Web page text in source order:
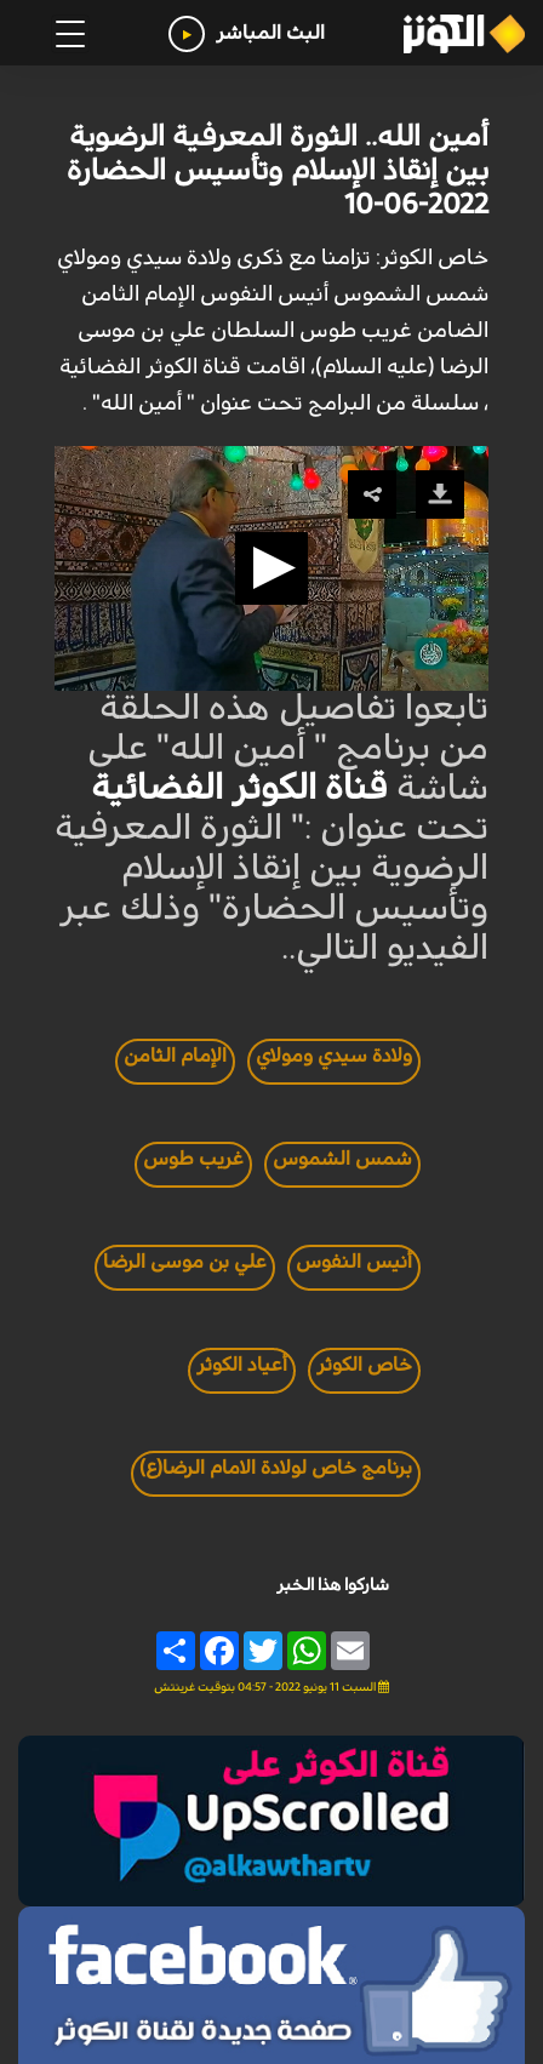
البث المباشر
أمين الله.. الثورة المعرفية الرضوية
بين إنقاذ الإسلام وتأسيس الحضارة
2022-06-10
خاص الكوثر: تزامنا مع ذکرى ولادة سيدي ومولاي
شمس الشموس أنيس النفوس الإمام الثامن
الضامن غريب طوس السلطان علي بن موسى
الرضا (عليه السلام)، اقامت قناة الكوثر الفضائية
، سلسلة من البرامج تحت عنوان " أمين الله" .
تابعوا تفاصيل هذه الحلقة
من برنامج " أمين الله" على
شاشة قناة الكوثر الفضائية
تحت عنوان :" الثورة المعرفية
الرضوية بين إنقاذ الإسلام
وتأسيس الحضارة" وذلك عبر
الفيديو التالي..
ولادة سيدي ومولاي الإمام الثامن
شمس الشموس غريب طوس
أنيس النفوس علي بن موسى الرضا
خاص الكوثر أعياد الكوثر
برنامج خاص لولادة الامام الرضا(ع)
شاركوا هذا الخبر
Share
FacebookTwitter
WhatsAppEmail
السبت 11 يونيو 2022 - 04:57 بتوقيت غرينتش